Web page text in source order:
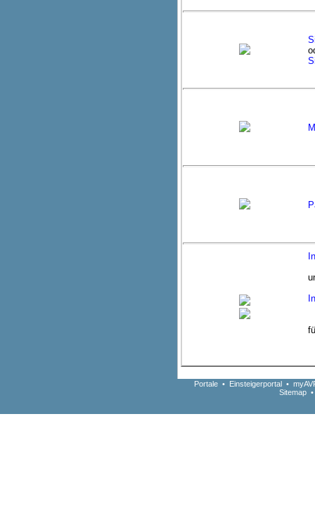
Portale • Einsteigerportal •
Sitemap